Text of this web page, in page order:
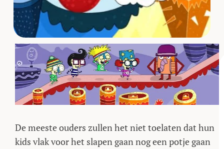
De meeste ouders zullen het niet toelaten dat hun
kids vlak voor het slapen gaan nog een potje gaan